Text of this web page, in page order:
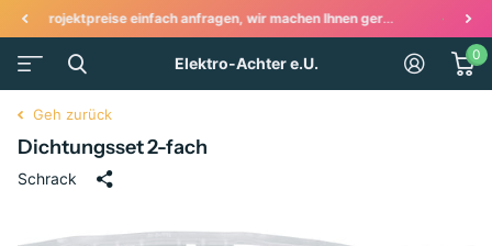
Angebot! Ihr Onlineshop wenn es um Elektroinstallationen und Haushaltsgeräte geht!
Elektro-Achter e.U. 0
Geh zurück
Dichtungsset 2-fach
Schrack